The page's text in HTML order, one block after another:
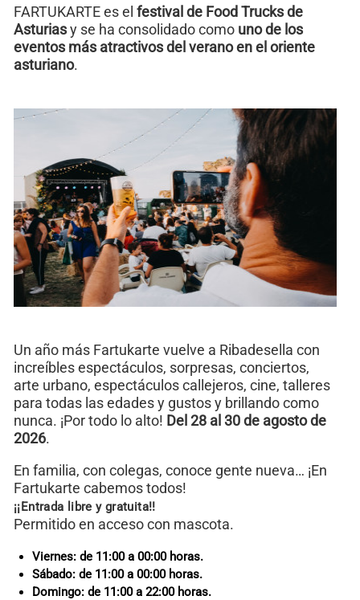
FARTUKARTE es el festival de Food Trucks de
Asturiasy se ha consolidado como uno de los
eventos más atractivos del verano en el oriente
asturiano.
Un año más Fartukarte vuelve a Ribadesella con
increíbles espectáculos, sorpresas, conciertos,
arte urbano, espectáculos callejeros, cine, talleres
para todas las edades y gustos y brillando como
nunca. ¡Por todo lo alto! Del 28 al 30 de agosto de
2026.
En familia, con colegas, conoce gente nueva… ¡En
Fartukarte cabemos todos!
¡¡Entrada libre y gratuita!!
Permitido en acceso con mascota.
Viernes: de 11:00 a 00:00 horas.
Sábado: de 11:00 a 00:00 horas.
Domingo: de 11:00 a 22:00 horas.